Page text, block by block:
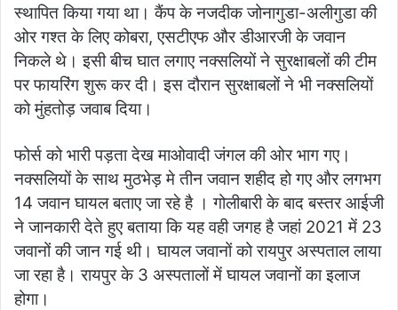
स्थापित किया गया था। कैंप के नजदीक जोनागुडा-अलीगुडा की
ओर गश्त के लिए कोबरा, एसटीएफ और डीआरजी के जवान
निकले थे। इसी बीच घात लगाए नक्सलियों ने सुरक्षाबलों की टीम
पर फायरिंग शुरू कर दी। इस दौरान सुरक्षाबलों ने भी नक्सलियों
को मुंहतोड़ जवाब दिया।
फोर्स को भारी पड़ता देख माओवादी जंगल की ओर भाग गए।
नक्सलियों के साथ मुठभेड़ मे तीन जवान शहीद हो गए और लगभग
14 जवान घायल बताए जा रहे है । गोलीबारी के बाद बस्तर आईजी
ने जानकारी देते हुए बताया कि यह वही जगह है जहां 2021 में 23
जवानों की जान गई थी। घायल जवानों को रायपुर अस्पताल लाया
जा रहा है। रायपुर के 3 अस्पतालों में घायल जवानों का इलाज
होगा।